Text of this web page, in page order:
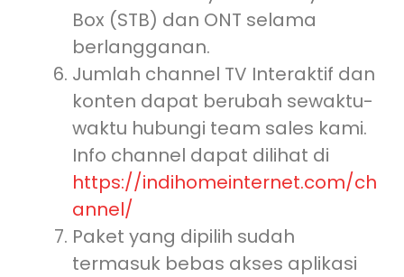
Box (STB) dan ONT selama
berlangganan.
Jumlah channel TV Interaktif dan
konten dapat berubah sewaktu-
waktu hubungi team sales kami.
Info channel dapat dilihat di
https://indihomeinternet.com/ch
annel/
Paket yang dipilih sudah
termasuk bebas akses aplikasi